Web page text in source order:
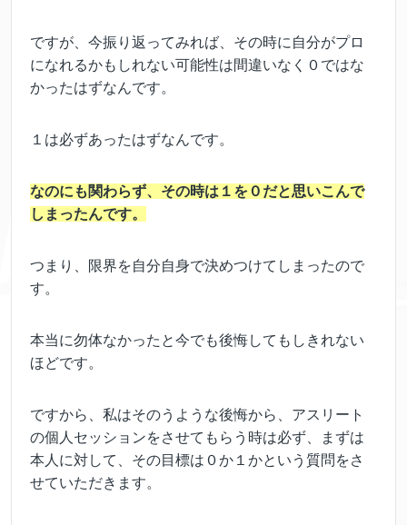
ですが、今振り返ってみれば、その時に自分がプロ
になれるかもしれない可能性は間違いなく０ではな
かったはずなんです。
１は必ずあったはずなんです。
なのにも関わらず、その時は１を０だと思いこんで
しまったんです。
つまり、限界を自分自身で決めつけてしまったので
す。
本当に勿体なかったと今でも後悔してもしきれない
ほどです。
ですから、私はそのうような後悔から、アスリート
の個人セッションをさせてもらう時は必ず、まずは
本人に対して、その目標は０か１かという質問をさ
せていただきます。